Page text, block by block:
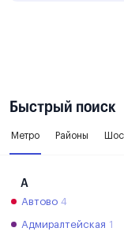
Быстрый поиск
Метро Районы
А
Автово 4
Адмиралтейская 1